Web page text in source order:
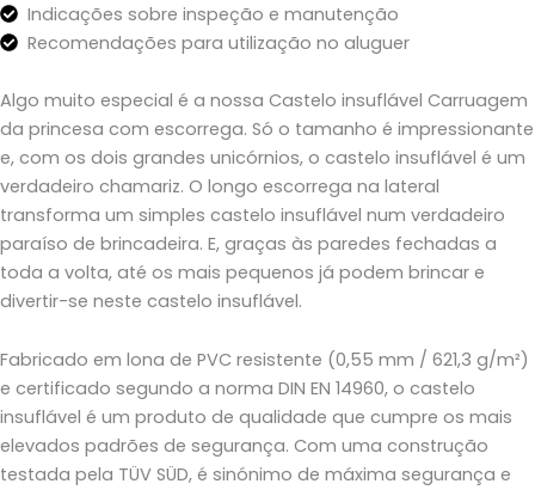
Indicações sobre inspeção e manutenção
Recomendações para utilização no aluguer
Algo muito especial é a nossa Castelo insuflável Carruagem
da princesa com escorrega. Só o tamanho é impressionante
e, com os dois grandes unicórnios, o castelo insuflável é um
verdadeiro chamariz. O longo escorrega na lateral
transforma um simples castelo insuflável num verdadeiro
paraíso de brincadeira. E, graças às paredes fechadas a
toda a volta, até os mais pequenos já podem brincar e
divertir-se neste castelo insuflável.
Fabricado em lona de PVC resistente (0,55 mm / 621,3 g/m²)
e certificado segundo a norma DIN EN 14960, o castelo
insuflável é um produto de qualidade que cumpre os mais
elevados padrões de segurança. Com uma construção
testada pela TÜV SÜD, é sinónimo de máxima segurança e